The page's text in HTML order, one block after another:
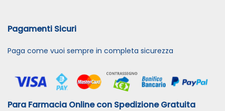
Pagamenti Sicuri
Paga come vuoi sempre in completa sicurezza
Para Farmacia Online con Spedizione Gratuita